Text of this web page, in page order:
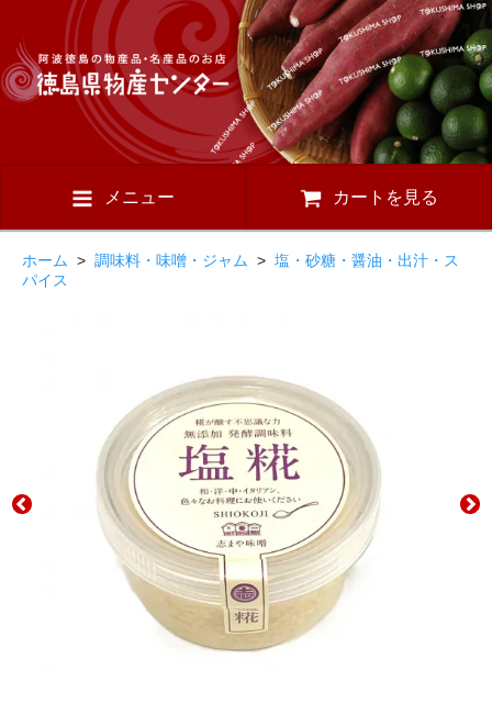
メニュー カートを見る
ホーム > 調味料・味噌・ジャム > 塩・砂糖・醤油・出汁・ス
パイス